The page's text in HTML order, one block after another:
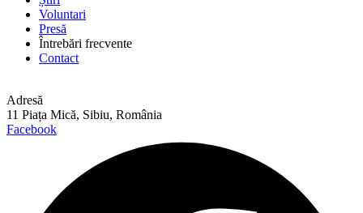
Voluntari
Presă
Întrebări frecvente
Contact
Adresă
11 Piața Mică, Sibiu, România
Facebook